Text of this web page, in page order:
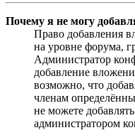
Почему я не могу
Право добавления
на уровне форума,
Администратор
добавление
возможно, что
членам
не можете
администратором